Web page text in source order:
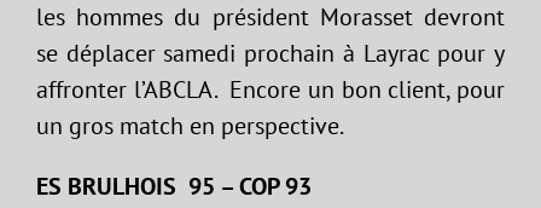
les hommes du président Morasset devront
se déplacer samedi prochain à Layrac pour y
affronter l’ABCLA. Encore un bon client, pour
un gros match en perspective.
ES BRULHOIS 95 – COP 93